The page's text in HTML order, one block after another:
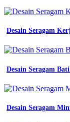
jual
princessfa
dongker
jas
kerja
shopee
indonesia
jual
kerja
Desain Seragam
Desain Seragam
Desain Seragam